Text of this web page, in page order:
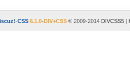
-CSS 6.1.0-DIV+CSS © 2009-2014 DIVCSS5 |